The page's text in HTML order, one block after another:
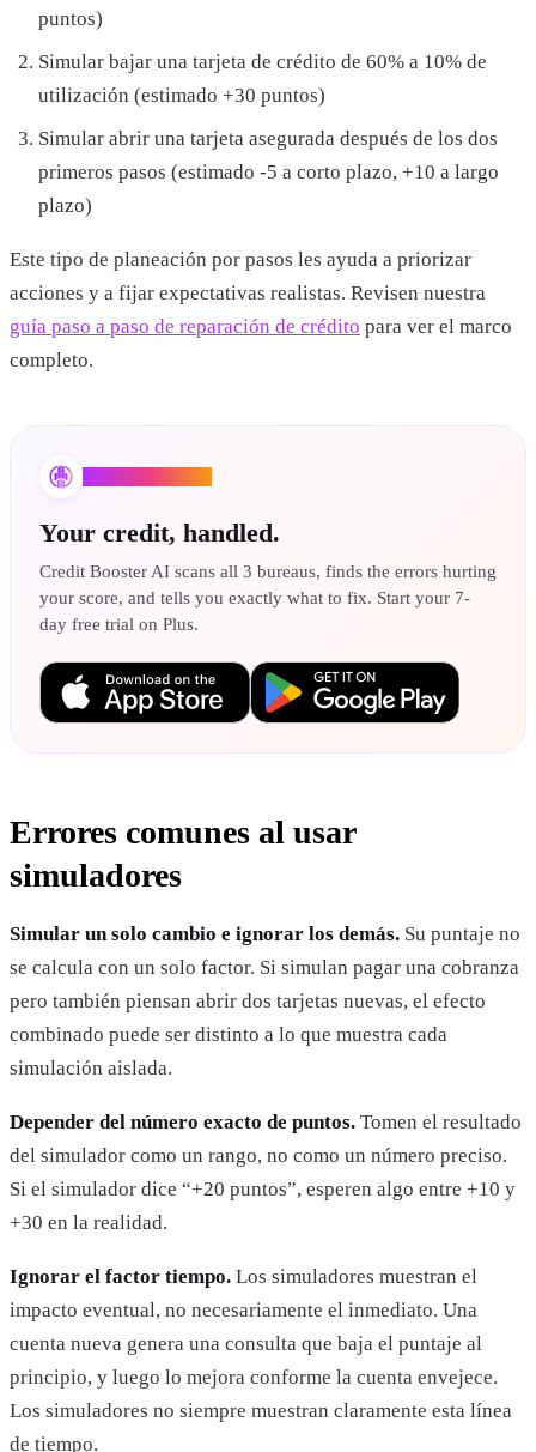
puntos)
Simular bajar una tarjeta de crédito de 60% a 10% de
utilización (estimado +30 puntos)
Simular abrir una tarjeta asegurada después de los dos
primeros pasos (estimado -5 a corto plazo, +10 a largo
plazo)
Este tipo de planeación por pasos les ayuda a priorizar
acciones y a fijar expectativas realistas. Revisen nuestra
guía paso a paso de reparación de crédito para ver el marco
completo.
Your credit, handled.
Credit Booster AI scans all 3 bureaus, finds the errors hurting
your score, and tells you exactly what to fix. Start your 7-
day free trial on Plus.
Errores comunes al usar
simuladores
Simular un solo cambio e ignorar los demás. Su puntaje no
se calcula con un solo factor. Si simulan pagar una cobranza
pero también piensan abrir dos tarjetas nuevas, el efecto
combinado puede ser distinto a lo que muestra cada
simulación aislada.
Depender del número exacto de puntos. Tomen el resultado
del simulador como un rango, no como un número preciso.
Si el simulador dice “+20 puntos”, esperen algo entre +10 y
+30 en la realidad.
Ignorar el factor tiempo. Los simuladores muestran el
impacto eventual, no necesariamente el inmediato. Una
cuenta nueva genera una consulta que baja el puntaje al
principio, y luego lo mejora conforme la cuenta envejece.
Los simuladores no siempre muestran claramente esta línea
de tiempo.